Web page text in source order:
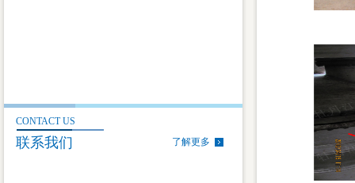
CONTACT US
联系我们 了解更多